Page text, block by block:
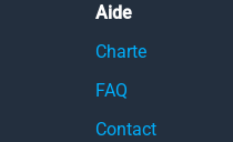
Aide
Charte
FAQ
Contact